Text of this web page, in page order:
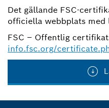
Det gällande FSC-
officiella webbplats
FSC – Offentlig
info.fsc.org/